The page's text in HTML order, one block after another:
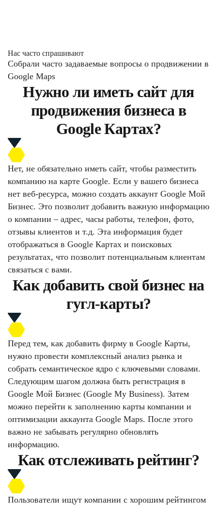
Нас часто спрашивают
Собрали часто задаваемые вопросы о продвижении в
Google Maps
Нужно ли иметь сайт для
продвижения бизнеса в
Google Картах?
Нет, не обязательно иметь сайт, чтобы разместить
компанию на карте Google. Если у вашего бизнеса
нет веб-ресурса, можно создать аккаунт Google Мой
Бизнес. Это позволит добавить важную информацию
о компании – адрес, часы работы, телефон, фото,
отзывы клиентов и т.д. Эта информация будет
отображаться в Google Картах и поисковых
результатах, что позволит потенциальным клиентам
связаться с вами.
Как добавить свой бизнес на
гугл-карты?
Перед тем, как добавить фирму в Google Карты,
нужно провести комплексный анализ рынка и
собрать семантическое ядро с ключевыми словами.
Следующим шагом должна быть регистрация в
Google Мой Бизнес (Google My Business). Затем
можно перейти к заполнению карты компании и
оптимизации аккаунта Google Maps. После этого
важно не забывать регулярно обновлять
информацию.
Как отслеживать рейтинг?
Пользователи ищут компании с хорошим рейтингом